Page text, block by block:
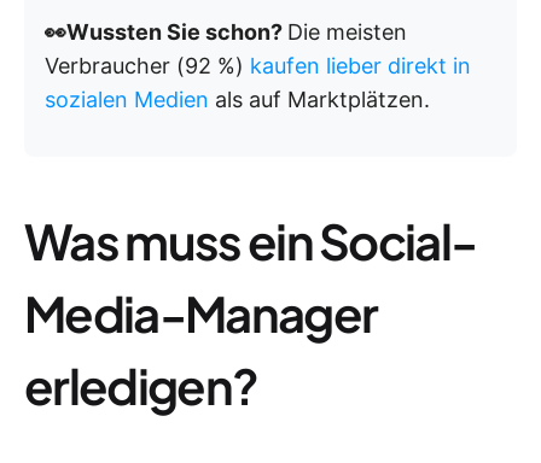
👀Wussten Sie schon? Die meisten
Verbraucher (92 %) kaufen lieber direkt in
sozialen Medien als auf Marktplätzen.
Was muss ein Social-
Media-Manager
erledigen?